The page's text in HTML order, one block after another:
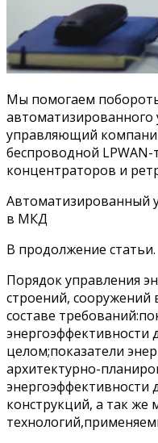
Мы помогаем
автоматизированного
управляющий
беспроводной LPWAN-
концентраторов и
Автоматизированный
в МКД
В продолжение статьи.
Порядок управления
строений, сооружений
составе
энергоэффективности
целом;показатели
архитектурно-
энергоэффективности
конструкций, а так же